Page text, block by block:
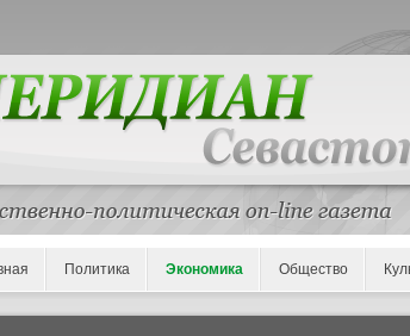
Политика Экономика Общество